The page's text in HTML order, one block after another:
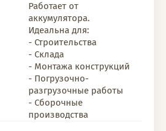
Работает от
аккумулятора.
Идеальна для:
- Строительства
- Склада
- Монтажа конструкций
- Погрузочно-
разгрузочные работы
- Сборочные
производства